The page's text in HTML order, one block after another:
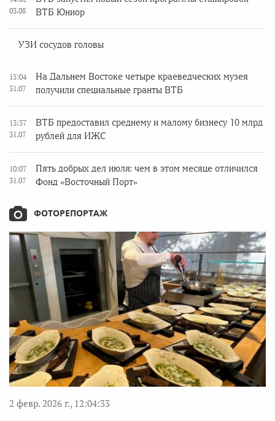
03.08
ВТБ Юниор
УЗИ сосудов головы
15:04
31.07
На Дальнем Востоке четыре краеведческих музея
получили специальные гранты ВТБ
13:37
31.07
ВТБ предоставил среднему и малому бизнесу 10 млрд
рублей для ИЖС
10:07
31.07
Пять добрых дел июля: чем в этом месяце отличился
Фонд «Восточный Порт»
ФОТОРЕПОРТАЖ
2 февр. 2026 г., 12:04:33